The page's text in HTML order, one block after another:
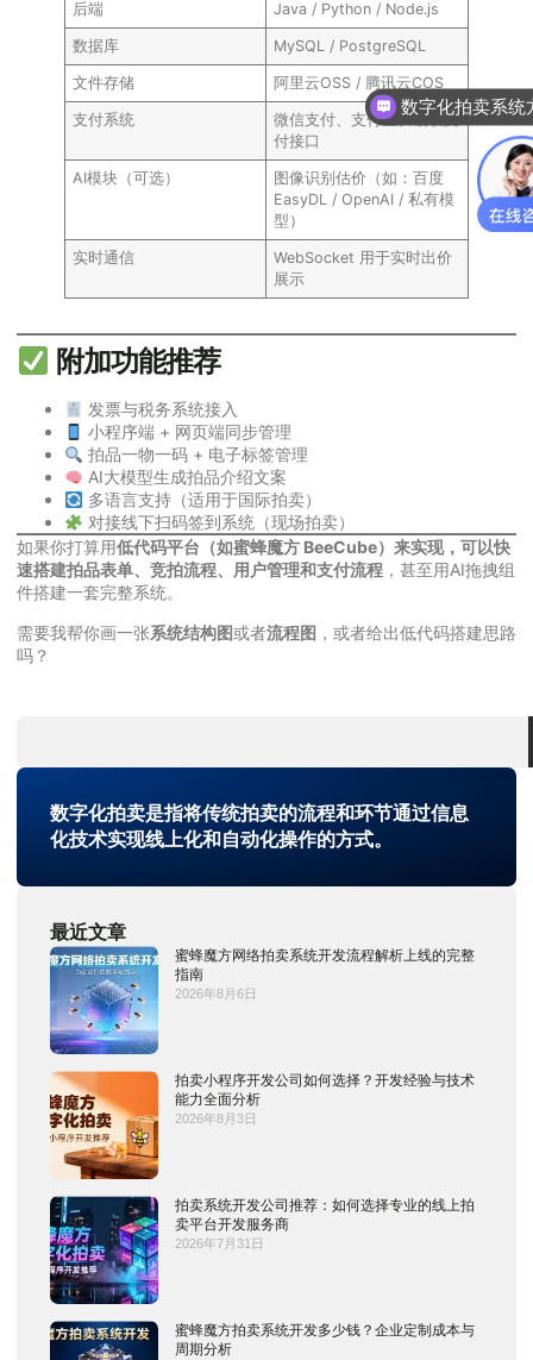
后端 Java / Python / Node.js
数据库 MySQL / PostgreSQL
文件存储 阿里云OSS / 腾讯云COS
支付系统
微信支付、支付宝、银联支
付接口
AI模块（可选）
图像识别估价（如：百度
EasyDL / OpenAI / 私有模
型）
实时通信
WebSocket 用于实时出价
展示
附加功能推荐
发票与税务系统接入
小程序端 + 网页端同步管理
拍品一物一码 + 电子标签管理
AI大模型生成拍品介绍文案
多语言支持（适用于国际拍卖）
对接线下扫码签到系统（现场拍卖）
如果你打算用低代码平台（如蜜蜂魔方 BeeCube）来实现，可以快
速搭建拍品表单、竞拍流程、用户管理和支付流程 ，甚至用AI拖拽组
件搭建一套完整系统。
需要我帮你画一张系统结构图或者流程图 ，或者给出低代码搭建思路
吗？
数字化拍卖是指将传统拍卖的流程和环节通过信息
化技术实现线上化和自动化操作的方式。
最近文章
蜜蜂魔方网络拍卖系统开发流程解析上线的完整
指南
2026年8月6日
拍卖小程序开发公司如何选择？开发经验与技术
能力全面分析
2026年8月3日
拍卖系统开发公司推荐：如何选择专业的线上拍
卖平台开发服务商
2026年7月31日
蜜蜂魔方拍卖系统开发多少钱？企业定制成本与
周期分析
数字化拍卖系统